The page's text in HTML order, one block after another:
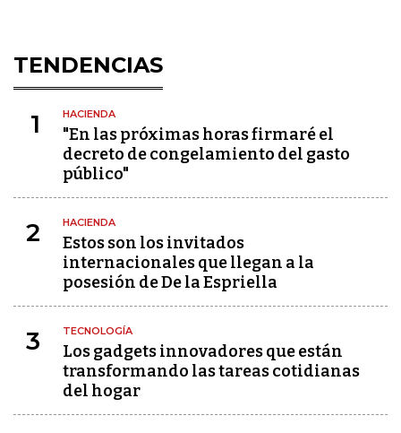
TENDENCIAS
1 HACIENDA
"En las próximas horas firmaré el
decreto de congelamiento del gasto
público"
2 HACIENDA
Estos son los invitados
internacionales que llegan a la
posesión de De la Espriella
3 TECNOLOGÍA
Los gadgets innovadores que están
transformando las tareas cotidianas
del hogar